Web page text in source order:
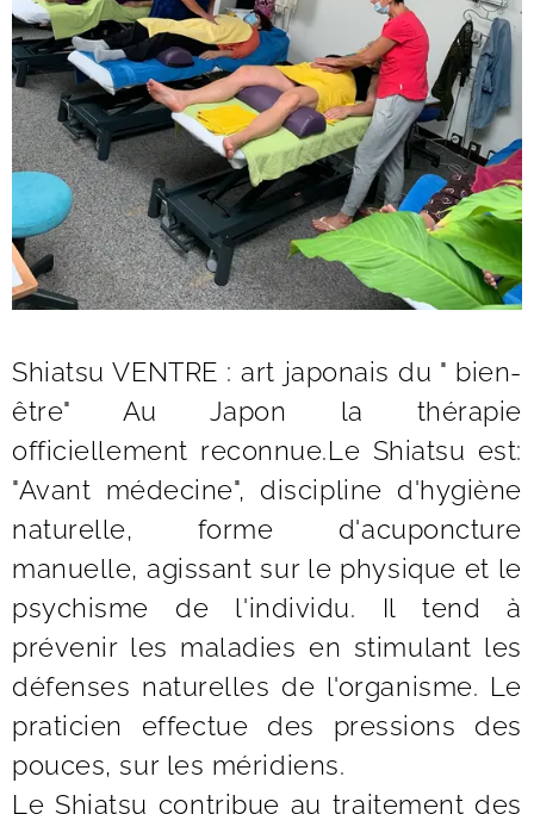
Shiatsu VENTRE : art japonais du " bien-
être" Au Japon la thérapie
officiellement reconnue.Le Shiatsu est:
"Avant médecine", discipline d'hygiène
naturelle, forme d'acuponcture
manuelle, agissant sur le physique et le
psychisme de l'individu. Il tend à
prévenir les maladies en stimulant les
défenses naturelles de l'organisme. Le
praticien effectue des pressions des
pouces, sur les méridiens.
Le Shiatsu contribue au traitement des